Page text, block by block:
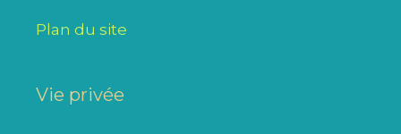
Plan du site
Vie privée